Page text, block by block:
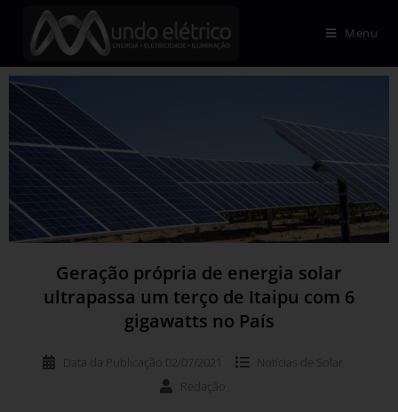
Menu
Geração própria de energia solar
ultrapassa um terço de Itaipu com 6
gigawatts no País
Data da Publicação 02/07/2021 Notícias de
Solar
Redação